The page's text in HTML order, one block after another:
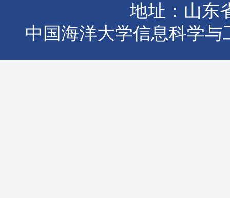
地址：山东
中国海洋大学信息科学